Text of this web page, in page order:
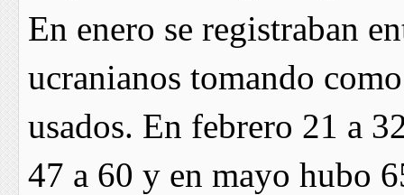
En enero se registraban
ucranianos tomando
usados. En febrero 21 a
47 a 60 y en mayo hubo